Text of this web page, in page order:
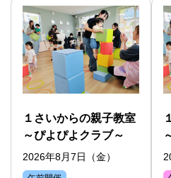
１さいからの親子教室
～ぴよぴよクラブ～
2026年8月7日（金）